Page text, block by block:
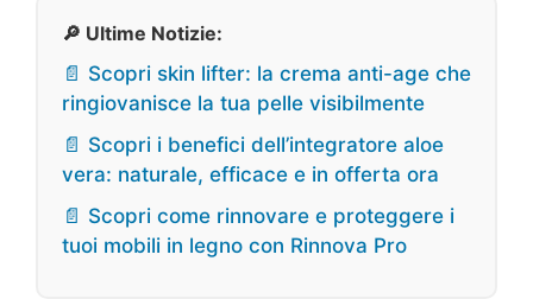
🔎 Ultime Notizie:
📄 Scopri skin lifter: la crema anti-age che
ringiovanisce la tua pelle visibilmente
📄 Scopri i benefici dell’integratore aloe
vera: naturale, efficace e in offerta ora
📄 Scopri come rinnovare e proteggere i
tuoi mobili in legno con Rinnova Pro